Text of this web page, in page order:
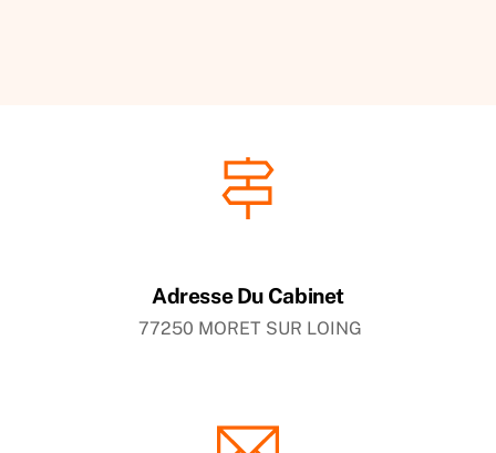
Adresse Du Cabinet
77250 MORET SUR LOING